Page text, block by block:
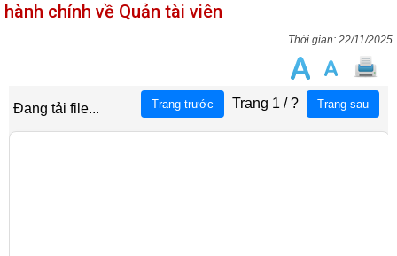
hành chính về Quản tài viên
22/11/2025